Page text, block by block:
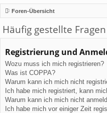
en
lie
de
r
Foren-Übersicht
Häufig gestellte Fragen
Registrierung und
Wozu muss ich mich registrieren?
Was ist COPPA?
Warum kann ich mich nicht
Ich habe mich registriert, kann
Warum kann ich mich nicht
Ich habe mich vor einiger Zeit